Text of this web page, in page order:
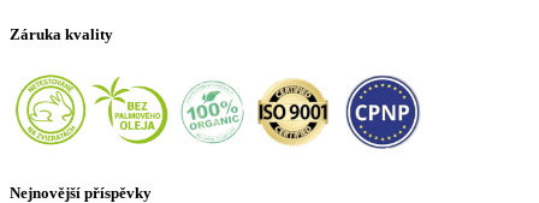
Záruka kvality
Nejnovější příspěvky